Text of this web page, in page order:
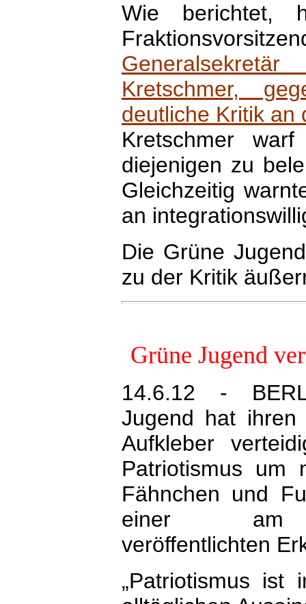
Wie berichtet,
Kretschmer,
deutliche Kritik an
Kretschmer
diejenigen zu
Gleichzeitig
an
Die Grüne
zu der Kritik
Grüne Jugend
14.6.12 -
Jugend hat ihren
Aufkleber
Patriotismus um
Fähnchen und
einer am
veröffentlichten
„Patriotismus ist